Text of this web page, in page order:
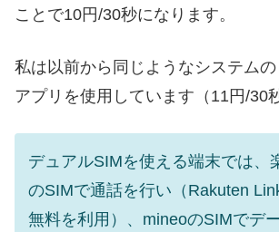
ことで10円/30秒になります。
私は以前から同じようなシステムの
アプリを使用しています（11円/30
デュアルSIMを使える端末では、
のSIMで通話を行い（Rakuten
無料を利用）、mineoのSIMでデ